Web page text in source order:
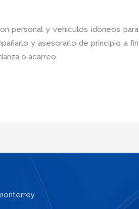
personal y vehículos idóneos para
y asesorarlo de principio a fin
o acarreo.